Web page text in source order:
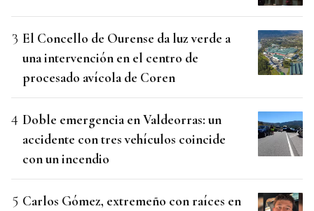
El Concello de Ourense da luz verde a
una intervención en el centro de
procesado avícola de Coren
Doble emergencia en Valdeorras: un
accidente con tres vehículos coincide
con un incendio
Carlos Gómez, extremeño con raíces en